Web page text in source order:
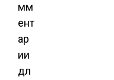
мм
ент
ар
ии
дл